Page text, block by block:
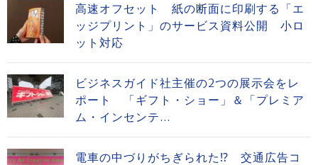
高速オフセット 紙の断面に印刷する「エ
ッジプリント」のサービス資料公開 小ロ
ット対応
ビジネスガイド社主催の2つの展示会をレ
ポート 「ギフト・ショー」＆「プレミア
ム・インセンテ...
電車の中づりがちぎられた⁉ 交通広告コ